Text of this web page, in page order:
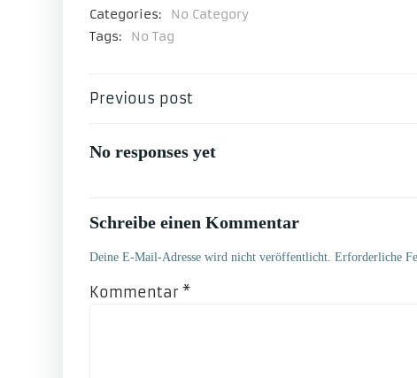
Categories:
No Category
Tags:
No Tag
Beitragsnavigation
Previous post
No responses yet
Schreibe einen Kommentar
Deine E-Mail-Adresse wird nicht veröffentlicht. Erforderliche
Kommentar *